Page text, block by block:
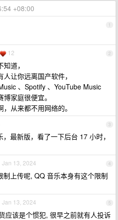
+08:00
1
2
12
道，
让你远离国产软件，
、Spotify 、YouTube Music
家庭很便宜。
从来都不用网络的。
3
最新版，看了一下后台 17 小时，
4
Jan 13, 2024
制上传呢, QQ 音乐本身有这个限制
5
Jan 13, 2024
应该是个惯犯, 很早之前就有人投诉